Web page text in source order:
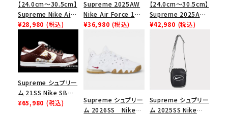
【24.0cm～30.5cm】
Supreme Nike Air
Force 1 Low シュプ
ース１スニーカー シ
ューズ ホワイト
¥28,980 (税込)
Supreme 2025AW
Nike Air Force 1
Low シュプリーム ナ
ラック
¥36,980 (税込)
【24.0cm～30.5cm】
Supreme 2025AW
Nike SB Dunk Low
ナイキ SB ダンク ロ
ー スニーカー ホワイ
¥42,980 (税込)
Supreme シュプリー
ム 21SS Nike SB
Dunk Low ナイキSB
¥65,980 (税込)
Supreme シュプリー
ム 2026SS Nike
Supreme シュプリー
ム 2025SS Nike